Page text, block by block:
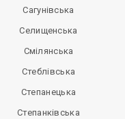
Сагунівська
Селищенська
Смілянська
Стеблівська
Степанецька
Степанківська